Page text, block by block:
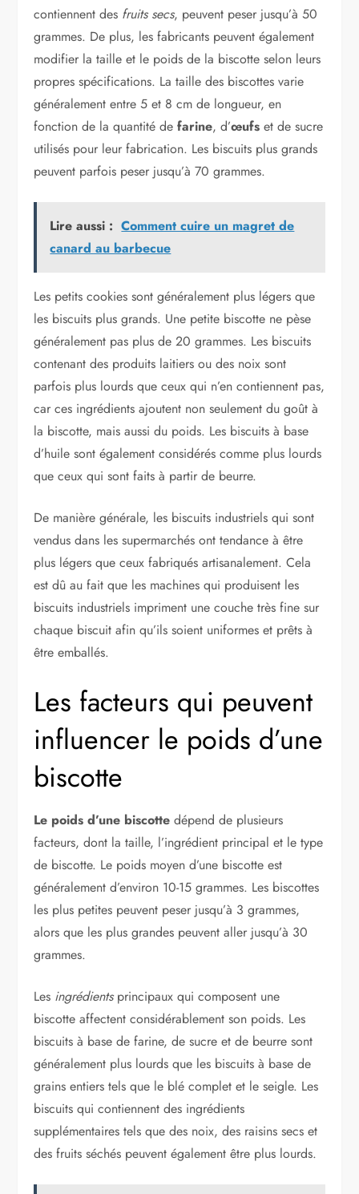
contiennent des fruits secs, peuvent peser jusqu’à 50
grammes. De plus, les fabricants peuvent également
modifier la taille et le poids de la biscotte selon leurs
propres spécifications. La taille des biscottes varie
généralement entre 5 et 8 cm de longueur, en
fonction de la quantité defarine, d’œufs et de sucre
utilisés pour leur fabrication. Les biscuits plus grands
peuvent parfois peser jusqu’à 70 grammes.
Lire aussi : Comment cuire un magret de
canard au barbecue
Les petits cookies sont généralement plus légers que
les biscuits plus grands. Une petite biscotte ne pèse
généralement pas plus de 20 grammes. Les biscuits
contenant des produits laitiers ou des noix sont
parfois plus lourds que ceux qui n’en contiennent pas,
car ces ingrédients ajoutent non seulement du goût à
la biscotte, mais aussi du poids. Les biscuits à base
d’huile sont également considérés comme plus lourds
que ceux qui sont faits à partir de beurre.
De manière générale, les biscuits industriels qui sont
vendus dans les supermarchés ont tendance à être
plus légers que ceux fabriqués artisanalement. Cela
est dû au fait que les machines qui produisent les
biscuits industriels impriment une couche très fine sur
chaque biscuit afin qu’ils soient uniformes et prêts à
être emballés.
Les facteurs qui peuvent
influencer le poids d’une
biscotte
Le poids d’une biscotte dépend de plusieurs
facteurs, dont la taille, l’ingrédient principal et le type
de biscotte. Le poids moyen d’une biscotte est
généralement d’environ 10-15 grammes. Les biscottes
les plus petites peuvent peser jusqu’à 3 grammes,
alors que les plus grandes peuvent aller jusqu’à 30
grammes.
Les ingrédientsprincipaux qui composent une
biscotte affectent considérablement son poids. Les
biscuits à base de farine, de sucre et de beurre sont
généralement plus lourds que les biscuits à base de
grains entiers tels que le blé complet et le seigle. Les
biscuits qui contiennent des ingrédients
supplémentaires tels que des noix, des raisins secs et
des fruits séchés peuvent également être plus lourds.